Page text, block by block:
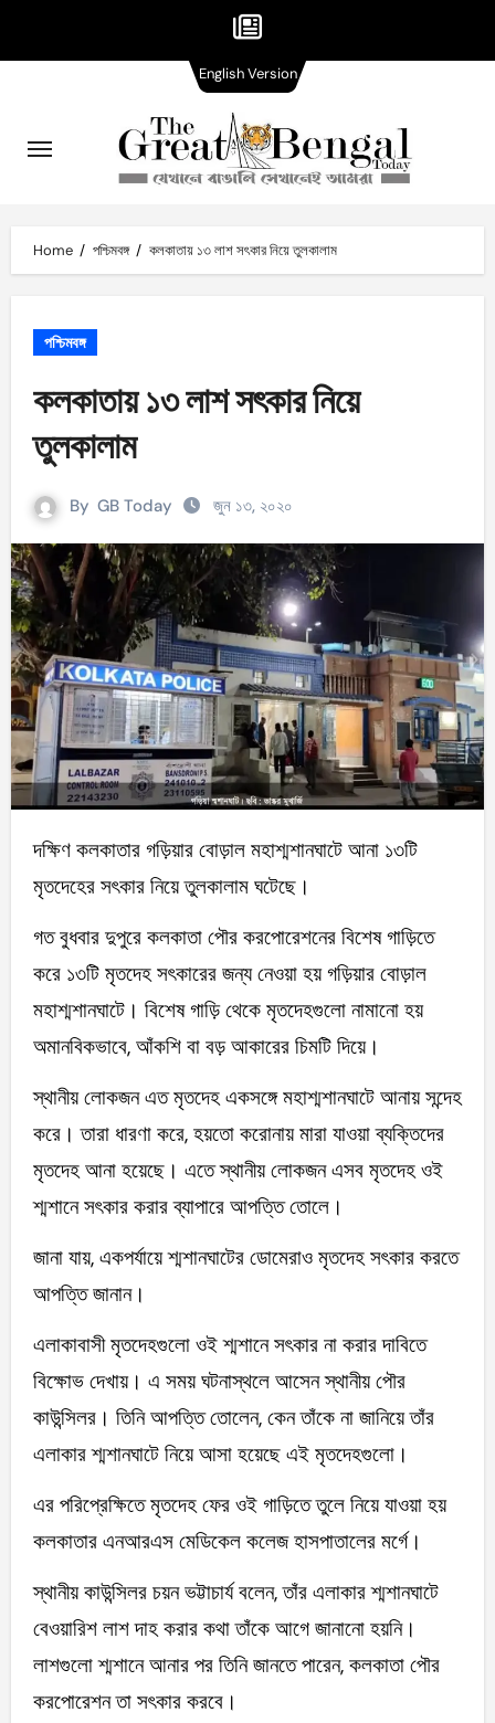
content
Home পশ্চিমবঙ্গ কলকাতায় ১৩ লাশ সৎকার নিয়ে তুলকালাম
পশ্চিমবঙ্গ
কলকাতায় ১৩ লাশ সৎকার নিয়ে
তুলকালাম
By GB Today জুন ১৩, ২০২০
দক্ষিণ কলকাতার গড়িয়ার বোড়াল মহাশ্মশানঘাটে আনা ১৩টি
মৃতদেহের সৎকার নিয়ে তুলকালাম ঘটেছে।
গত বুধবার দুপুরে কলকাতা পৌর করপোরেশনের বিশেষ গাড়িতে
করে ১৩টি মৃতদেহ সৎকারের জন্য নেওয়া হয় গড়িয়ার বোড়াল
মহাশ্মশানঘাটে। বিশেষ গাড়ি থেকে মৃতদেহগুলো নামানো হয়
অমানবিকভাবে, আঁকশি বা বড় আকারের চিমটি দিয়ে।
স্থানীয় লোকজন এত মৃতদেহ একসঙ্গে মহাশ্মশানঘাটে আনায় সন্দেহ
করে। তারা ধারণা করে, হয়তো করোনায় মারা যাওয়া ব্যক্তিদের
মৃতদেহ আনা হয়েছে। এতে স্থানীয় লোকজন এসব মৃতদেহ ওই
শ্মশানে সৎকার করার ব্যাপারে আপত্তি তোলে।
জানা যায়, একপর্যায়ে শ্মশানঘাটের ডোমেরাও মৃতদেহ সৎকার করতে
আপত্তি জানান।
এলাকাবাসী মৃতদেহগুলো ওই শ্মশানে সৎকার না করার দাবিতে
বিক্ষোভ দেখায়। এ সময় ঘটনাস্থলে আসেন স্থানীয় পৌর
কাউন্সিলর। তিনি আপত্তি তোলেন, কেন তাঁকে না জানিয়ে তাঁর
এলাকার শ্মশানঘাটে নিয়ে আসা হয়েছে এই মৃতদেহগুলো।
এর পরিপ্রেক্ষিতে মৃতদেহ ফের ওই গাড়িতে তুলে নিয়ে যাওয়া হয়
কলকাতার এনআরএস মেডিকেল কলেজ হাসপাতালের মর্গে।
স্থানীয় কাউন্সিলর চয়ন ভট্টাচার্য বলেন, তাঁর এলাকার শ্মশানঘাটে
বেওয়ারিশ লাশ দাহ করার কথা তাঁকে আগে জানানো হয়নি।
লাশগুলো শ্মশানে আনার পর তিনি জানতে পারেন, কলকাতা পৌর
করপোরেশন তা সৎকার করবে।
English VersionVersion